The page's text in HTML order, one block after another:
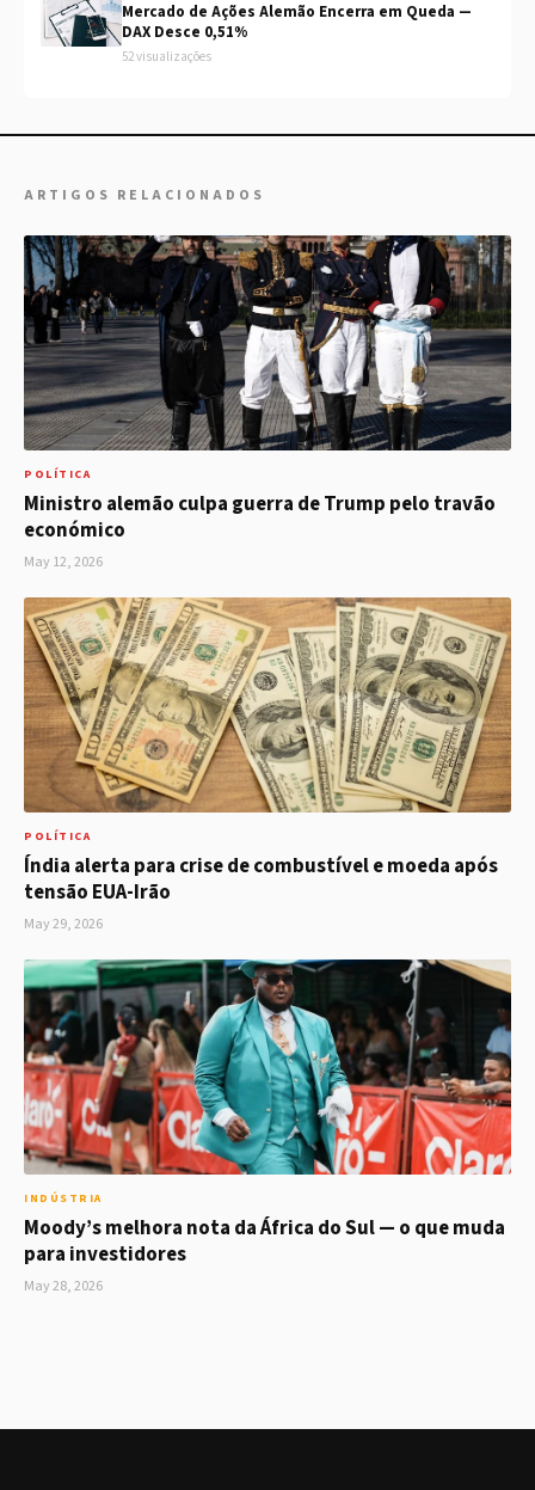
Mercado de Ações Alemão Encerra em Queda —
DAX Desce 0,51%
52 visualizações
ARTIGOS RELACIONADOS
POLÍTICA
Ministro alemão culpa guerra de Trump pelo travão
económico
May 12, 2026
POLÍTICA
Índia alerta para crise de combustível e moeda após
tensão EUA-Irão
May 29, 2026
INDÚSTRIA
Moody’s melhora nota da África do Sul — o que muda
para investidores
May 28, 2026